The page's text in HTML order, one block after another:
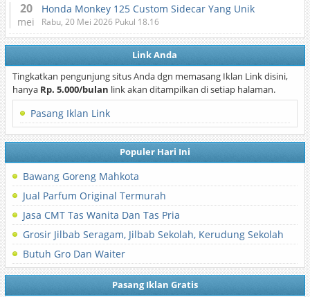
20
mei
Honda Monkey 125 Custom Sidecar Yang Unik
Rabu, 20 Mei 2026 Pukul 18.16
Link Anda
Tingkatkan pengunjung situs Anda dgn memasang Iklan Link disini,
hanya Rp. 5.000/bulan link akan ditampilkan di setiap halaman.
Pasang Iklan Link
Populer Hari Ini
Bawang Goreng Mahkota
Jual Parfum Original Termurah
Jasa CMT Tas Wanita Dan Tas Pria
Grosir Jilbab Seragam, Jilbab Sekolah, Kerudung Sekolah
Butuh Gro Dan Waiter
Pasang Iklan Gratis